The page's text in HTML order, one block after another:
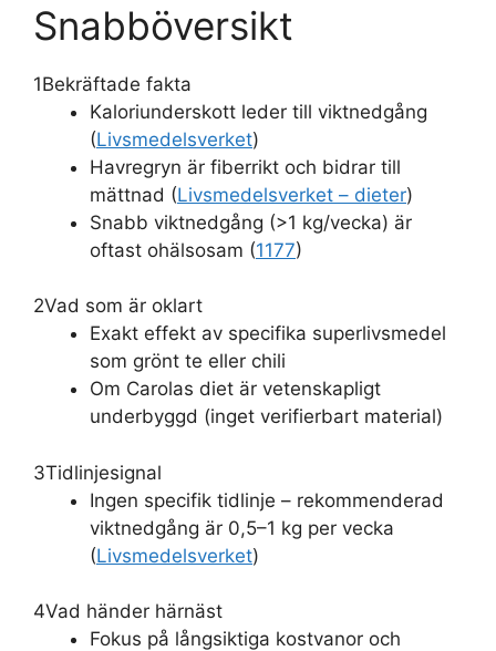
Snabböversikt
1Bekräftade fakta
Kaloriunderskott leder till viktnedgång
(Livsmedelsverket)
Havregryn är fiberrikt och bidrar till
mättnad (Livsmedelsverket – dieter)
Snabb viktnedgång (>1 kg/vecka) är
oftast ohälsosam (1177)
2Vad som är oklart
Exakt effekt av specifika superlivsmedel
som grönt te eller chili
Om Carolas diet är vetenskapligt
underbyggd (inget verifierbart material)
3Tidlinjesignal
Ingen specifik tidlinje – rekommenderad
viktnedgång är 0,5–1 kg per vecka
(Livsmedelsverket)
4Vad händer härnäst
Fokus på långsiktiga kostvanor och